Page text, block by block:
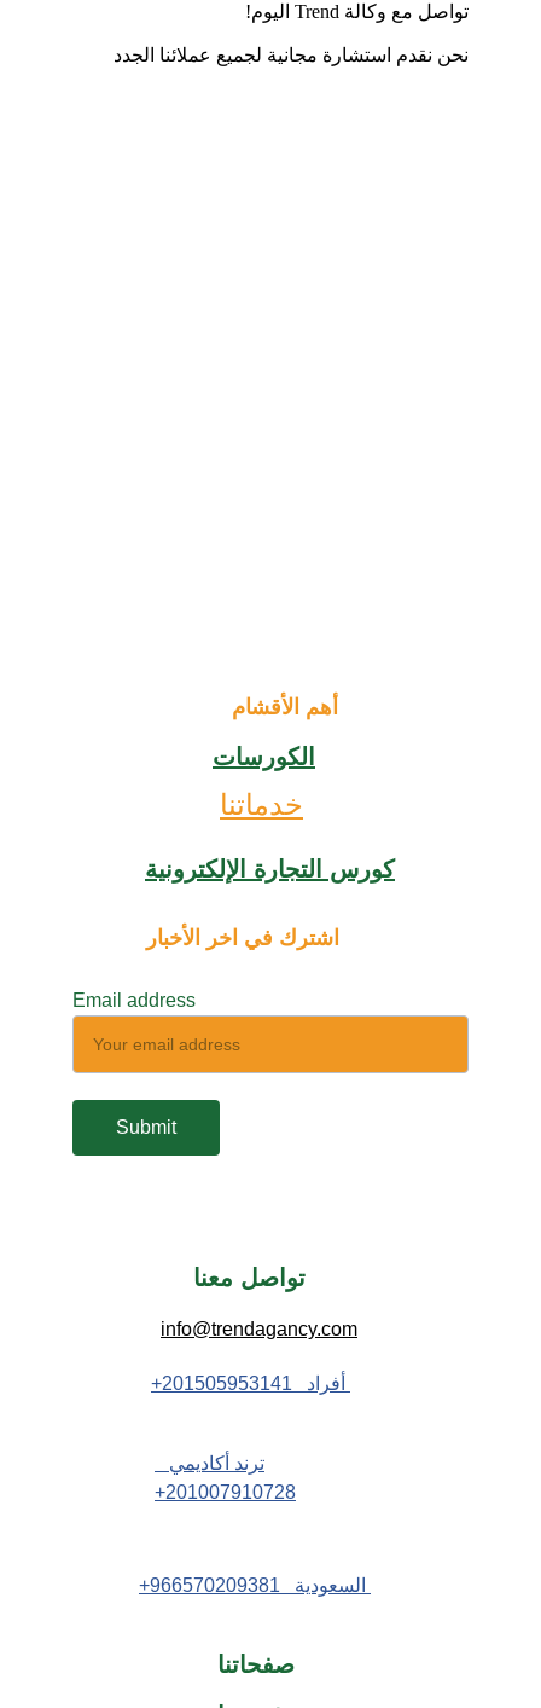
تواصل مع وكالة Trend اليوم!
نحن نقدم استشارة مجانية لجميع عملائنا الجدد
تواصل معنا
Email address
Submit
info@trendagancy.com
صفحاتنا
اشترك في اخر الأخبار
ترند أكاديمي
201007910728+
أهم الأقشام
الكورسات
خدماتنا
كورس التجارة الإلكترونية